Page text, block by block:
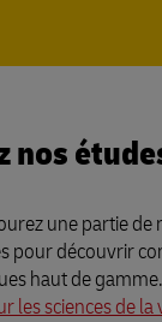
nos
une partie de
pour découvrir
haut de gamme.
les sciences de